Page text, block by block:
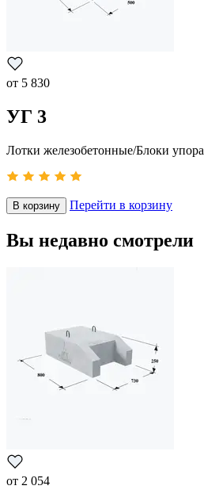
от 5 830
УГ 3
Лотки железобетонные/Блоки упора
В корзину Перейти в корзину
Вы недавно смотрели
от 2 054